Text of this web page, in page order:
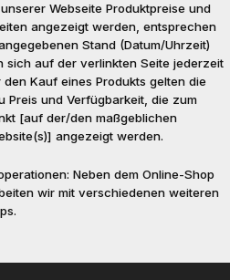
Webseite Produktpreise und
angezeigt werden, entsprechen
Stand (Datum/Uhrzeit)
sich auf der verlinkten Seite jederzeit
den Kauf eines Produkts gelten die
Preis und Verfügbarkeit, die zum
[auf der/den maßgeblichen
angezeigt werden.
Neben dem Online-Shop
wir mit verschiedenen weiteren